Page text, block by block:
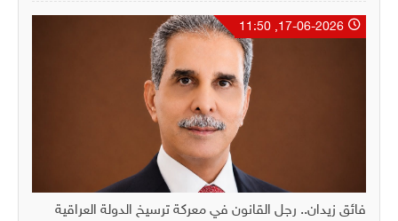
فائق زيدان.. رجل القانون في معركة ترسيخ الدولة العراقية